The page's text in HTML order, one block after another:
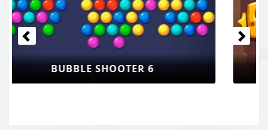
BUBBLE HERO 3D